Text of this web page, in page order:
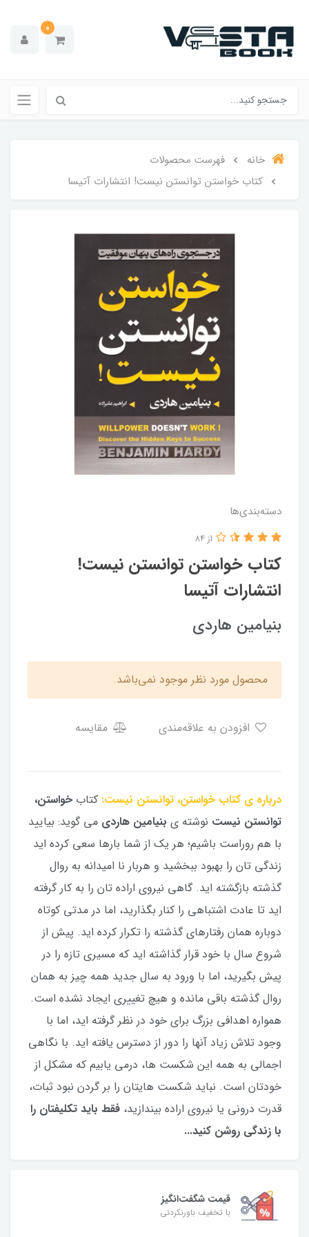
0
خانه
فهرست محصولات
کتاب خواستن توانستن نیست! انتشارات آتیسا
دسته‌بندی‌ها
کتاب خواستن توانستن نیست!
انتشارات آتیسا
از 84
بنیامین هاردی
محصول مورد نظر موجود نمی‌باشد.
مقایسه
درباره ی کتاب خواستن، توانستن نیست: کتاب خواستن،
توانستن نیست نوشته ی بنیامین هاردی می گوید: بیایید
با هم روراست باشیم؛ هر یک از شما بارها سعی کرده اید
زندگی تان را بهبود ببخشید و هربار نا امیدانه به روال
گذشته بازگشته اید. گاهی نیروی اراده تان را به کار گرفته
اید تا عادت اشتباهی را کنار بگذارید، اما در مدتی کوتاه
دوباره همان رفتارهای گذشته را تکرار کرده اید. پیش از
شروع سال با خود قرار گذاشته اید که مسیری تازه را در
پیش بگیرید، اما با ورود به سال جدید همه چیز به همان
روال گذشته باقی مانده و هیچ تغییری ایجاد نشده است.
همواره اهدافی بزرگ برای خود در نظر گرفته اید، اما با
وجود تلاش زیاد آنها را دور از دسترس یافته اید. با نگاهی
اجمالی به همه این شکست ها، درمی یابیم که مشکل از
خودتان است. نباید شکست هایتان را بر گردن نبود ثبات،
قدرت درونی یا نیروی اراده بیندازید، فقط باید تکلیفتان را
با زندگی روشن کنید...
قیمت شگفت‌انگیز
با تخفیف باورنکردنی